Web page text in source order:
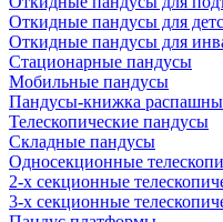
Откидные пандусы для
Откидные пандусы для
Стационарные пандусы
Мобильные пандусы
Пандусы-книжка
Телескопические пандусы
Складные пандусы
Односекционные
2-х секционные
3-х секционные